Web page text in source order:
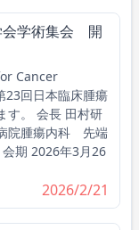
会学術集会 開
Cancer
23回日本臨床腫瘍
す。 会長 田村研
院腫瘍内科 先端
期 2026年3月26
2026/2/21